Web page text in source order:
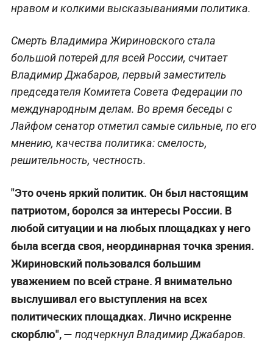
нравом и колкими высказываниями политика.
Смерть Владимира Жириновского стала
большой потерей для всей России, считает
Владимир Джабаров, первый заместитель
председателя Комитета Совета Федерации по
международным делам. Во время беседы с
Лайфом сенатор отметил самые сильные, по его
мнению, качества политика: смелость,
решительность, честность.
"Это очень яркий политик. Он был настоящим
патриотом, боролся за интересы России. В
любой ситуации и на любых площадках у него
была всегда своя, неординарная точка зрения.
Жириновский пользовался большим
уважением по всей стране. Я внимательно
выслушивал его выступления на всех
политических площадках. Лично искренне
скорблю", — подчеркнул Владимир Джабаров.